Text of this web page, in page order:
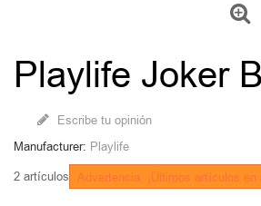
Playlife Joker
Escribe tu opinión
Manufacturer: Playlife
2 artículos Advertencia: ¡Últimos artículos en